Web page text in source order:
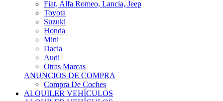
Suzuki
Honda
Mini
Dacia
Audi
Otras Marcas
ANUNCIOS DE COMPRA
Compra De Coches
ALQUILER VEHÍCULOS
ALQUILER VEHÍCULOS
Ofertas